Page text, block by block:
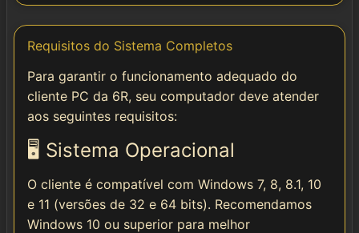
Requisitos do Sistema Completos
Para garantir o funcionamento adequado do
cliente PC da 6R, seu computador deve atender
aos seguintes requisitos:
🖥️ Sistema Operacional
O cliente é compatível com Windows 7, 8, 8.1, 10
e 11 (versões de 32 e 64 bits). Recomendamos
Windows 10 ou superior para melhor